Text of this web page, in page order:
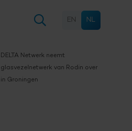
EN NL
DELTA Netwerk neemt
glasvezelnetwerk van Rodin over
in Groningen